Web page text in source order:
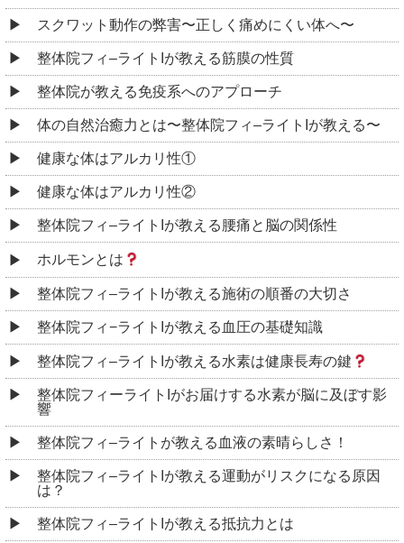
スクワット動作の弊害〜正しく痛めにくい体へ〜
整体院フィ–ライトIが教える筋膜の性質
整体院が教える免疫系へのアプローチ
体の自然治癒力とは〜整体院フィ–ライトIが教える〜
健康な体はアルカリ性①
健康な体はアルカリ性②
整体院フィ–ライトIが教える腰痛と脳の関係性
ホルモンとは
整体院フィ–ライトIが教える施術の順番の大切さ
整体院フィ−ライトIが教える血圧の基礎知識
整体院フィ–ライトIが教える水素は健康長寿の鍵
整体院フィーライトIがお届けする水素が脳に及ぼす影
響
整体院フィ–ライトが教える血液の素晴らしさ！
整体院フィ–ライトIが教える運動がリスクになる原因
は？
整体院フィ–ライトIが教える抵抗力とは